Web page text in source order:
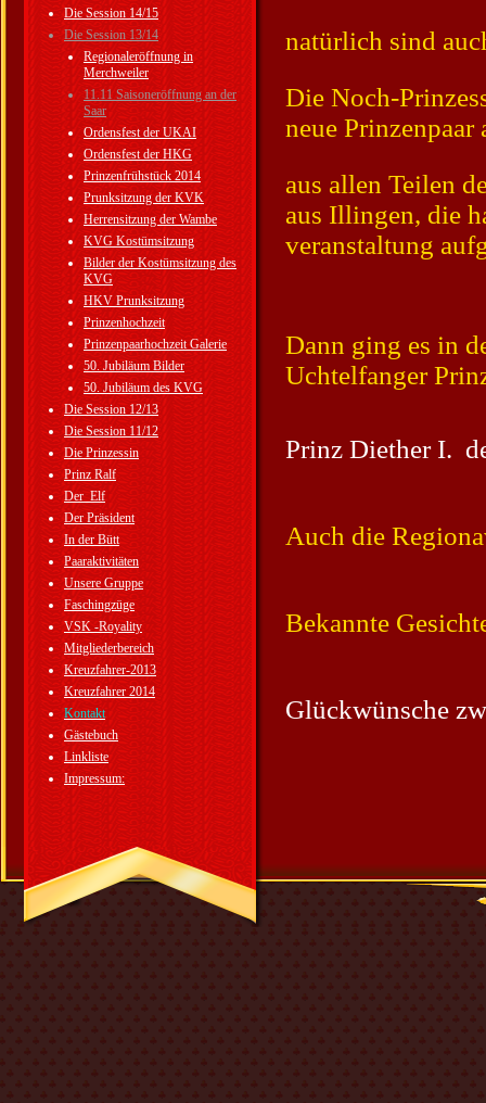
Die Session 14/15
Die Session 13/14
Regionaleröffnung in
Merchweiler
11.11 Saisoneröffnung an der
Saar
Ordensfest der UKAI
Ordensfest der HKG
Prinzenfrühstück 2014
Prunksitzung der KVK
Herrensitzung der Wambe
KVG Kostümsitzung
Bilder der Kostümsitzung des
KVG
HKV Prunksitzung
Prinzenhochzeit
Prinzenpaarhochzeit Galerie
50. Jubiläum Bilder
50. Jubiläum des KVG
Die Session 12/13
Die Session 11/12
Die Prinzessin
Prinz Ralf
Der_Elf
Der Präsident
In der Bütt
Paaraktivitäten
Unsere Gruppe
Faschingzüge
VSK -Royality
Mitgliederbereich
Kreuzfahrer-2013
Kreuzfahrer 2014
Kontakt
Gästebuch
Linkliste
Impressum:
natürlich sind
Die Noch-
neue
aus allen Teilen
aus Illingen, die
veranstaltung
Dann ging es in
Uchtelfanger
Prinz Diether I.
Auch die
Bekannte
Glückwünsche